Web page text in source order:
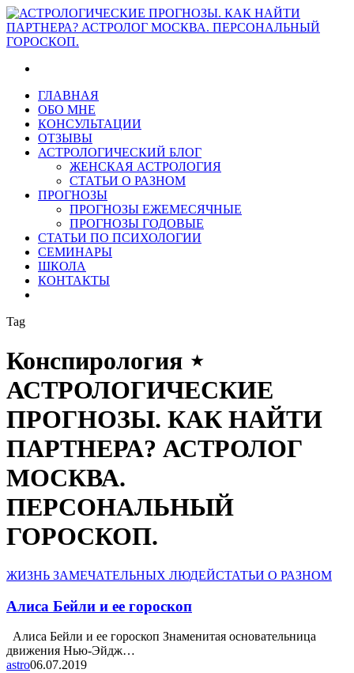
ГЛАВНАЯ
ОБО МНЕ
КОНСУЛЬТАЦИИ
ОТЗЫВЫ
АСТРОЛОГИЧЕСКИЙ БЛОГ
ЖЕНСКАЯ АСТРОЛОГИЯ
СТАТЬИ О РАЗНОМ
ПРОГНОЗЫ
ПРОГНОЗЫ ЕЖЕМЕСЯЧНЫЕ
ПРОГНОЗЫ ГОДОВЫЕ
СТАТЬИ ПО ПСИХОЛОГИИ
СЕМИНАРЫ
ШКОЛА
КОНТАКТЫ
Tag
Конспирология ⋆
АСТРОЛОГИЧЕСКИЕ
ПРОГНОЗЫ. КАК НАЙТИ
ПАРТНЕРА? АСТРОЛОГ
МОСКВА.
ПЕРСОНАЛЬНЫЙ
ГОРОСКОП.
ЖИЗНЬ ЗАМЕЧАТЕЛЬНЫХ ЛЮДЕЙСТАТЬИ О РАЗНОМ
Алиса Бейли и ее гороскоп
Алиса Бейли и ее гороскоп Знаменитая основательница
движения Нью-Эйдж…
astro06.07.2019